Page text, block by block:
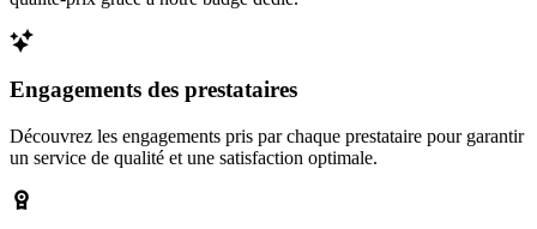
Engagements des prestataires
Découvrez les engagements pris par chaque prestataire pour garantir
un service de qualité et une satisfaction optimale.